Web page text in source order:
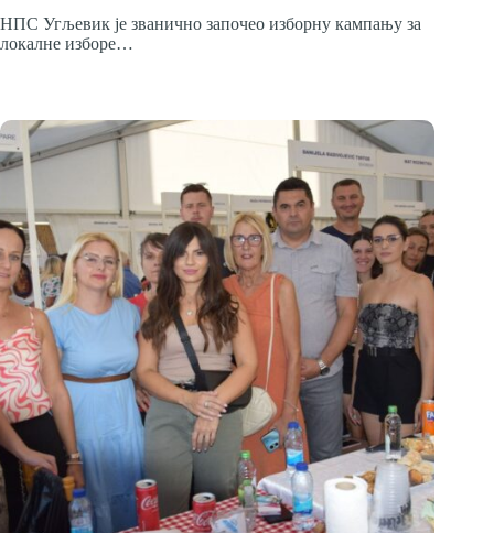
НПС Угљевик је званично започео изборну кампању за
локалне изборе…